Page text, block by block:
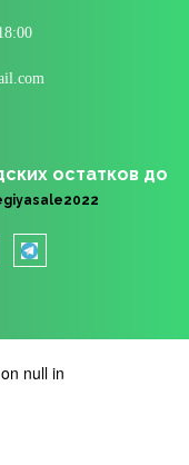
остатков до
null in